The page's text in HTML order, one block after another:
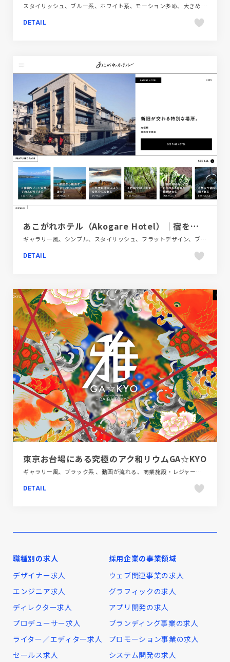
スタイリッシュ、ブルー系、ホワイト系、モーション多め、大きめ写真、新卒・中途採用サイト、金融・法律・人材・専門職
DETAIL
あこがれホテル（Akogare Hotel）｜宿を旅の目的にする。｜高級ホテル・旅館の予約
ギャラリー風、シンプル、スタイリッシュ、フラットデザイン、ブラック系 、ブランド・サービスサイト、ホワイト系、旅行・ホテル・観光
DETAIL
東京お台場にある究極のアク和リウムGA☆KYO
ギャラリー風、ブラック系 、動画が流れる、商業施設・レジャー、大きめ写真、施設・店舗サイト、日本テイスト
DETAIL
職種別の求人
デザイナー求人
エンジニア求人
ディレクター求人
プロデューサー求人
ライター／エディター求人
セールス求人
採用企業の事業領域
ウェブ関連事業の求人
グラフィックの求人
アプリ開発の求人
ブランディング事業の求人
プロモーション事業の求人
システム開発の求人